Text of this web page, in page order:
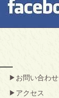
お問い合わせ
アクセス